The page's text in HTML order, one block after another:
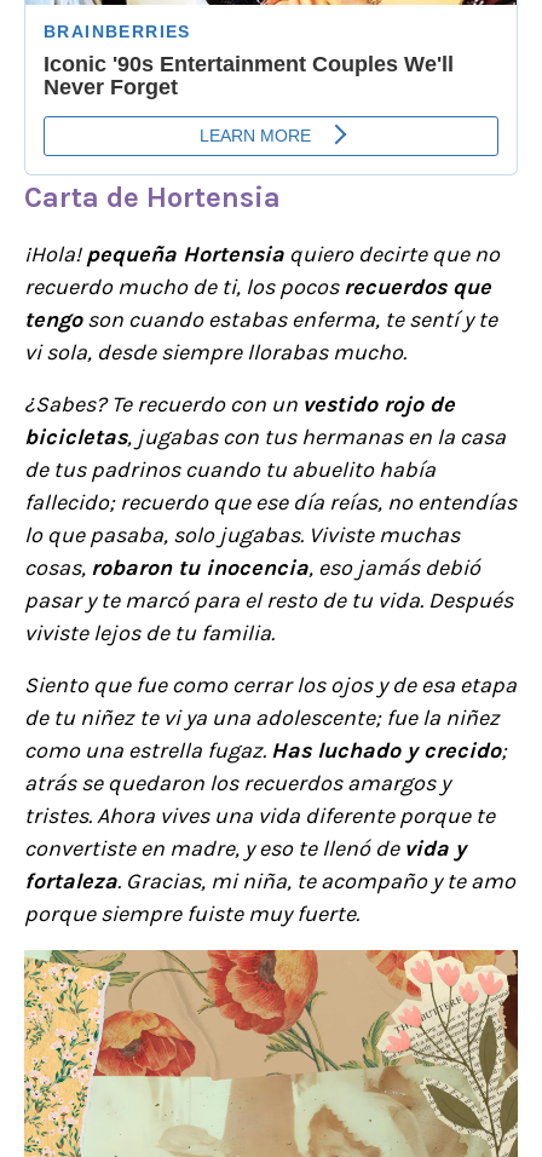
Carta de Hortensia
¡Hola!pequeña Hortensia quiero decirte que no
recuerdo mucho de ti, los pocosrecuerdos que
tengoson cuando estabas enferma, te sentí y te
vi sola, desde siempre llorabas mucho.
¿Sabes? Te recuerdo con un vestido rojo de
bicicletas, jugabas con tus hermanas en la casa
de tus padrinos cuando tu abuelito había
fallecido; recuerdo que ese día reías, no entendías
lo que pasaba, solo jugabas. Viviste muchas
cosas, robaron tu inocencia, eso jamás debió
pasar y te marcó para el resto de tu vida. Después
viviste lejos de tu familia.
Siento que fue como cerrar los ojos y de esa etapa
de tu niñez te vi ya una adolescente; fue la niñez
como una estrella fugaz. Has luchado y crecido;
atrás se quedaron los recuerdos amargos y
tristes. Ahora vives una vida diferente porque te
convertiste en madre, y eso te llenó de vida y
fortaleza. Gracias, mi niña, te acompaño y te amo
porque siempre fuiste muy fuerte.